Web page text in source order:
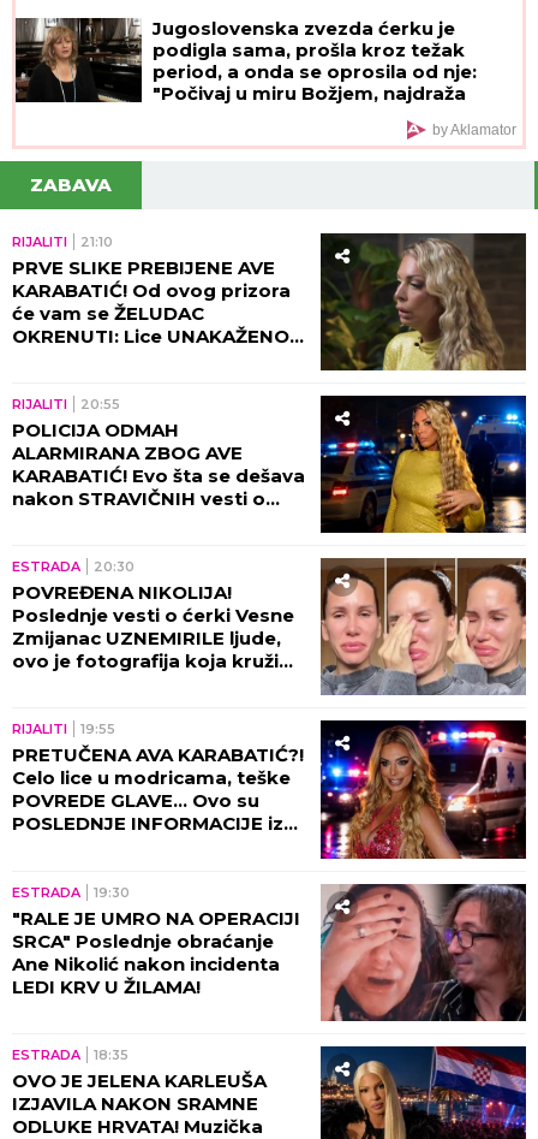
Jugoslovenska zvezda ćerku je
podigla sama, prošla kroz težak
period, a onda se oprosila od nje:
"Počivaj u miru Božjem, najdraža
by Aklamator
ZABAVA
RIJALITI 21:10
PRVE SLIKE PREBIJENE AVE
KARABATIĆ! Od ovog prizora
će vam se ŽELUDAC
OKRENUTI: Lice UNAKAŽENO,
FOTO)
RIJALITI 20:55
POLICIJA ODMAH
ALARMIRANA ZBOG AVE
KARABATIĆ! Evo šta se dešava
nakon STRAVIČNIH vesti o
ESTRADA 20:30
POVREĐENA NIKOLIJA!
Poslednje vesti o ćerki Vesne
Zmijanac UZNEMIRILE ljude,
ovo je fotografija koja kruži
RIJALITI 19:55
PRETUČENA AVA KARABATIĆ?!
Celo lice u modricama, teške
POVREDE GLAVE... Ovo su
POSLEDNJE INFORMACIJE iz
ESTRADA 19:30
"RALE JE UMRO NA OPERACIJI
SRCA" Poslednje obraćanje
Ane Nikolić nakon incidenta
LEDI KRV U ŽILAMA!
ESTRADA 18:35
OVO JE JELENA KARLEUŠA
IZJAVILA NAKON SRAMNE
ODLUKE HRVATA! Muzička